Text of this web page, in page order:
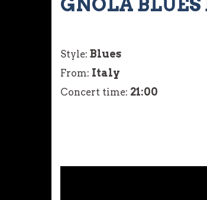
Style: Blues
From: Italy
Concert time: 21:00